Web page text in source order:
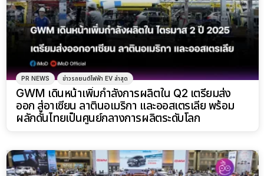
PR NEWS ข่าวรถยนต์ไฟฟ้า EV ล่าสุด
GWM เดินหน้าเพิ่มกำลังการผลิตใน Q2 เตรียมส่ง
ออก สู่อาเซียน ลาตินอเมริกา และออสเตรเลีย พร้อม
ผลักดันไทยเป็นศูนย์กลางการผลิตระดับโลก